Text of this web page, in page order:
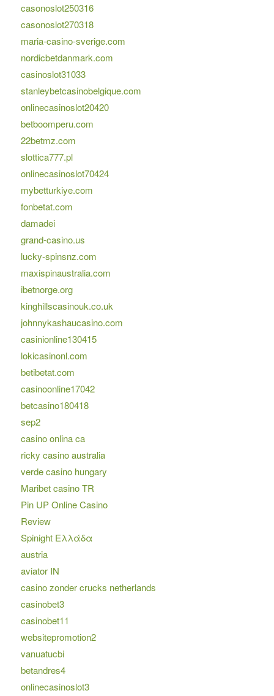
casonoslot250316
casonoslot270318
maria-casino-sverige.com
nordicbetdanmark.com
casinoslot31033
stanleybetcasinobelgique.com
onlinecasinoslot20420
betboomperu.com
22betmz.com
slottica777.pl
onlinecasinoslot70424
mybetturkiye.com
fonbetat.com
damadei
grand-casino.us
lucky-spinsnz.com
maxispinaustralia.com
ibetnorge.org
kinghillscasinouk.co.uk
johnnykashaucasino.com
casinionline130415
lokicasinonl.com
betibetat.com
casinoonline17042
betcasino180418
sep2
casino onlina ca
ricky casino australia
verde casino hungary
Maribet casino TR
Pin UP Online Casino
Review
Spinight Ελλάδα
austria
aviator IN
casino zonder crucks netherlands
casinobet3
casinobet11
websitepromotion2
vanuatucbi
betandres4
onlinecasinoslot3